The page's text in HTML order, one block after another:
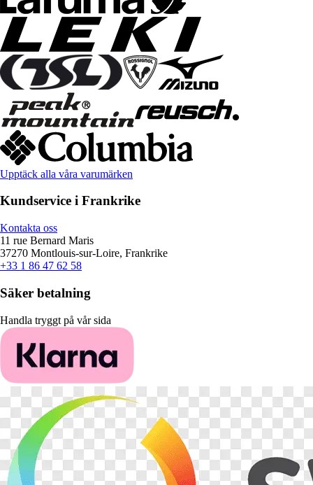
Upptäck alla våra varumärken
Kundservice i Frankrike
Kontakta oss
11 rue Bernard Maris
37270 Montlouis-sur-Loire, Frankrike
+33 1 86 47 62 58
Säker betalning
Handla tryggt på vår sida